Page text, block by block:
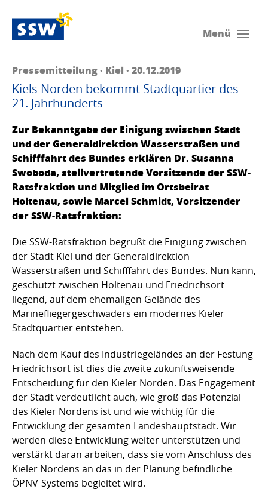
Menü
Pressemitteilung · Kiel · 20.12.2019
Kiels Norden bekommt Stadtquartier des
21. Jahrhunderts
Zur Bekanntgabe der Einigung zwischen Stadt
und der Generaldirektion Wasserstraßen und
Schifffahrt des Bundes erklären Dr. Susanna
Swoboda, stellvertretende Vorsitzende der SSW-
Ratsfraktion und Mitglied im Ortsbeirat
Holtenau, sowie Marcel Schmidt, Vorsitzender
der SSW-Ratsfraktion:
Die SSW-Ratsfraktion begrüßt die Einigung zwischen
der Stadt Kiel und der Generaldirektion
Wasserstraßen und Schifffahrt des Bundes. Nun kann,
geschützt zwischen Holtenau und Friedrichsort
liegend, auf dem ehemaligen Gelände des
Marinefliegergeschwaders ein modernes Kieler
Stadtquartier entstehen.
Nach dem Kauf des Industriegeländes an der Festung
Friedrichsort ist dies die zweite zukunftsweisende
Entscheidung für den Kieler Norden. Das Engagement
der Stadt verdeutlicht auch, wie groß das Potenzial
des Kieler Nordens ist und wie wichtig für die
Entwicklung der gesamten Landeshauptstadt. Wir
werden diese Entwicklung weiter unterstützen und
verstärkt daran arbeiten, dass sie vom Anschluss des
Kieler Nordens an das in der Planung befindliche
ÖPNV-Systems begleitet wird.